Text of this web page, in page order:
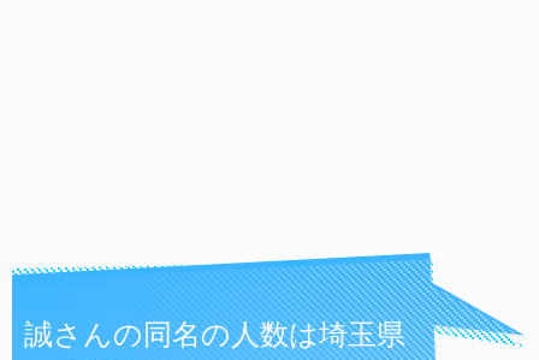
誠さんの同名の人数は埼玉県